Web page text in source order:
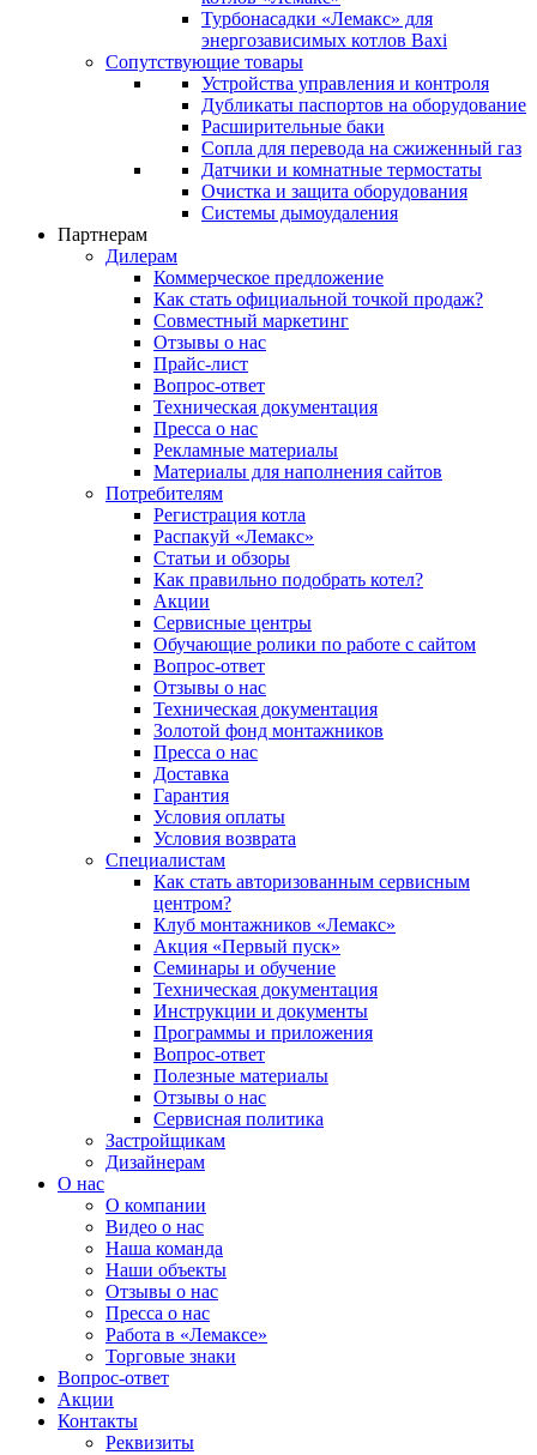
Турбонасадки «Лемакс» для
энергозависимых котлов Baxi
Сопутствующие товары
Устройства управления и контроля
Дубликаты паспортов на оборудование
Расширительные баки
Сопла для перевода на сжиженный газ
Датчики и комнатные термостаты
Очистка и защита оборудования
Системы дымоудаления
Партнерам
Дилерам
Коммерческое предложение
Как стать официальной точкой продаж?
Совместный маркетинг
Отзывы о нас
Прайс-лист
Вопрос-ответ
Техническая документация
Пресса о нас
Рекламные материалы
Материалы для наполнения сайтов
Потребителям
Регистрация котла
Распакуй «Лемакс»
Статьи и обзоры
Как правильно подобрать котел?
Акции
Сервисные центры
Обучающие ролики по работе с сайтом
Вопрос-ответ
Отзывы о нас
Техническая документация
Золотой фонд монтажников
Пресса о нас
Доставка
Гарантия
Условия оплаты
Условия возврата
Специалистам
Как стать авторизованным сервисным
центром?
Клуб монтажников «Лемакс»
Акция «Первый пуск»
Семинары и обучение
Техническая документация
Инструкции и документы
Программы и приложения
Вопрос-ответ
Полезные материалы
Отзывы о нас
Сервисная политика
Застройщикам
Дизайнерам
О нас
О компании
Видео о нас
Наша команда
Наши объекты
Отзывы о нас
Пресса о нас
Работа в «Лемаксе»
Торговые знаки
Вопрос-ответ
Акции
Контакты
Реквизиты